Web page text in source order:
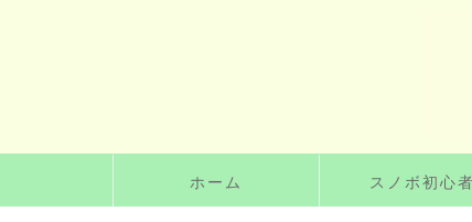
ホーム スノボ初心者